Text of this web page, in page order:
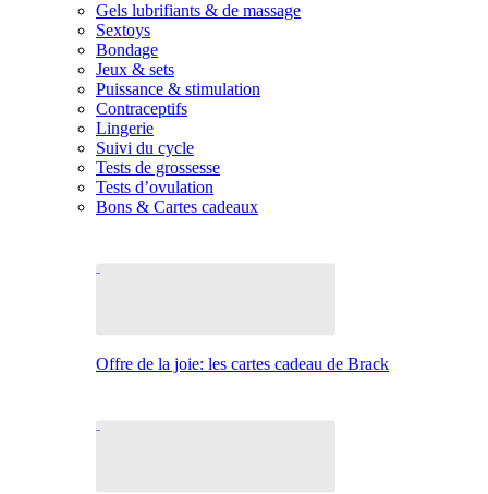
Gels lubrifiants & de massage
Sextoys
Bondage
Jeux & sets
Puissance & stimulation
Contraceptifs
Lingerie
Suivi du cycle
Tests de grossesse
Tests d’ovulation
Bons & Cartes cadeaux
Offre de la joie: les cartes cadeau de Brack